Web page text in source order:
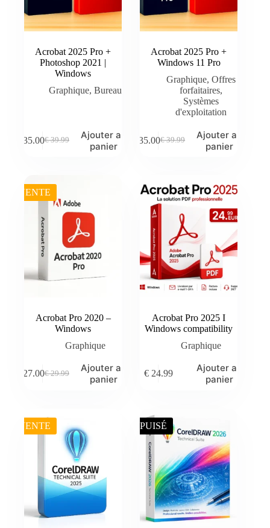
Acrobat 2025 Pro +
Photoshop 2021 |
Windows
Graphique, Bureau
€39.99
Le
€ 39.99.
35.00Le
€ 35.00.
Ajouter au
panier
Acrobat 2025 Pro +
Windows 11 Pro
Graphique, Offres
forfaitaires,
Systèmes
d'exploitation
€39.99
Le
€ 39.99.
35.00Le
€ 35.00.
Ajouter au
panier
VENTE
Acrobat Pro 2020 –
Windows
Graphique
€29.99
Le
€ 29.99.
27.00Le
€ 27.00.
Ajouter au
panier
Acrobat Pro 2025 I
Windows compatibility
Graphique
€24.99
Ajouter au
panier
VENTE ÉPUISÉ